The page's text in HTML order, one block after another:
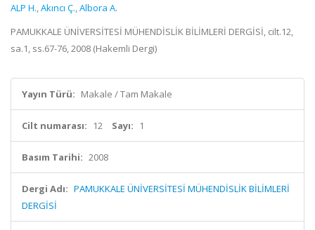
ALP H.,Akıncı Ç.,Albora A.
PAMUKKALE ÜNİVERSİTESİ MÜHENDİSLİK BİLİMLERİ DERGİSİ, cilt.12,
sa.1, ss.67-76, 2008 (Hakemli Dergi)
Yayın Türü: Makale / Tam Makale
Cilt numarası: 12 Sayı: 1
Basım Tarihi: 2008
Dergi Adı: PAMUKKALE ÜNİVERSİTESİ MÜHENDİSLİK BİLİMLERİ
DERGİSİ